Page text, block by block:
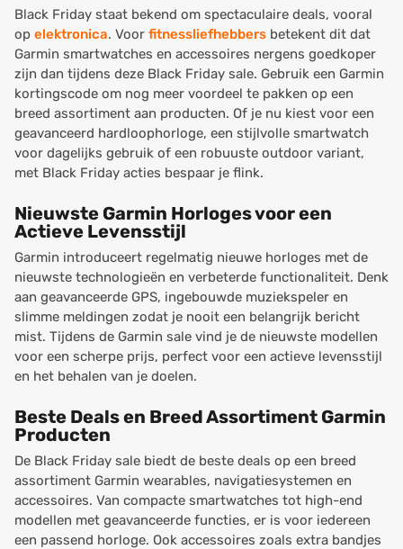
Black Friday staat bekend om spectaculaire deals, vooral
op elektronica. Voor fitnessliefhebbers betekent dit dat
Garmin smartwatches en accessoires nergens goedkoper
zijn dan tijdens deze Black Friday sale. Gebruik een Garmin
kortingscode om nog meer voordeel te pakken op een
breed assortiment aan producten. Of je nu kiest voor een
geavanceerd hardloophorloge, een stijlvolle smartwatch
voor dagelijks gebruik of een robuuste outdoor variant,
met Black Friday acties bespaar je flink.
Nieuwste Garmin Horloges voor een
Actieve Levensstijl
Garmin introduceert regelmatig nieuwe horloges met de
nieuwste technologieën en verbeterde functionaliteit. Denk
aan geavanceerde GPS, ingebouwde muziekspeler en
slimme meldingen zodat je nooit een belangrijk bericht
mist. Tijdens de Garmin sale vind je de nieuwste modellen
voor een scherpe prijs, perfect voor een actieve levensstijl
en het behalen van je doelen.
Beste Deals en Breed Assortiment Garmin
Producten
De Black Friday sale biedt de beste deals op een breed
assortiment Garmin wearables, navigatiesystemen en
accessoires. Van compacte smartwatches tot high-end
modellen met geavanceerde functies, er is voor iedereen
een passend horloge. Ook accessoires zoals extra bandjes